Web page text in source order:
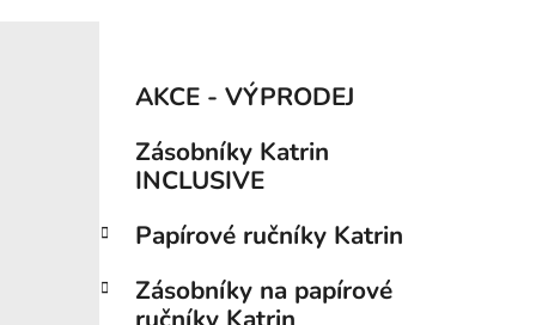
a
n
Přeskočit
kategorie
r
e
AKCE - VÝPRODEJ
Zásobníky Katrin
INCLUSIVE
Papírové ručníky Katrin
Zásobníky na papírové